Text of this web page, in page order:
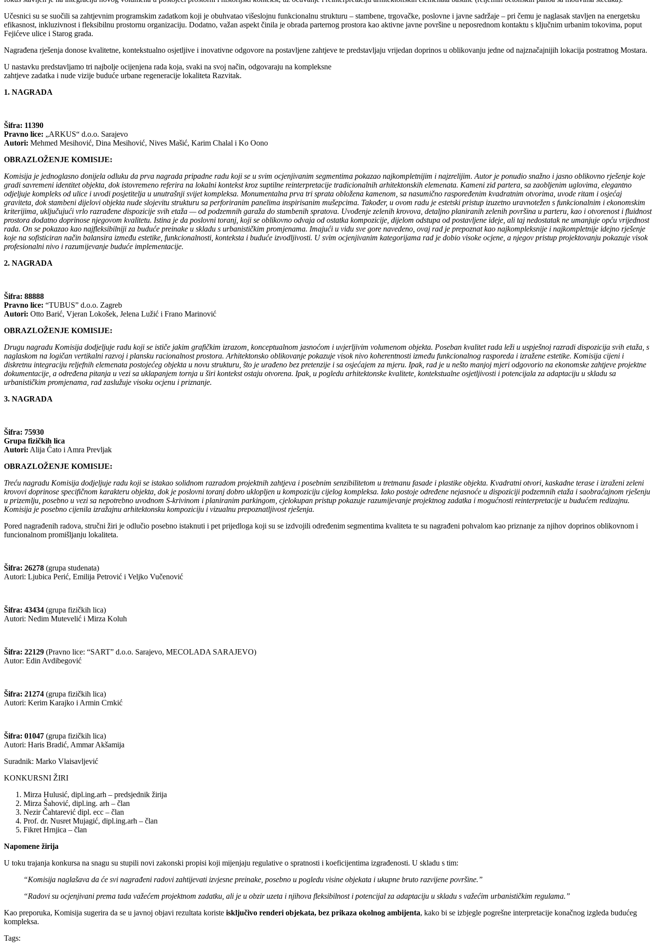
Učesnici su se suočili sa zahtjevnim programskim zadatkom koji je obuhvatao višeslojnu funkcionalnu strukturu – stambene, trgovačke, poslovne i javne sadržaje – pri čemu je naglasak stavljen na energetsku
efikasnost, inkluzivnost i fleksibilnu prostornu organizaciju. Dodatno, važan aspekt činila je obrada parternog prostora kao aktivne javne površine u neposrednom kontaktu s ključnim urbanim tokovima, poput
Fejićeve ulice i Starog grada.
Nagrađena rješenja donose kvalitetne, kontekstualno osjetljive i inovativne odgovore na postavljene zahtjeve te predstavljaju vrijedan doprinos u oblikovanju jedne od najznačajnijih lokacija postratnog Mostara.
U nastavku predstavljamo tri najbolje ocijenjena rada koja, svaki na svoj način, odgovaraju na kompleksne
zahtjeve zadatka i nude vizije buduće urbane regeneracije lokaliteta Razvitak.
1. NAGRADA
Šifra: 11390
Pravno lice: „ARKUS“ d.o.o. Sarajevo
Autori: Mehmed Mesihović, Dina Mesihović, Nives Mašić, Karim Chalal i Ko Oono
OBRAZLOŽENJE KOMISIJE:
Komisija je jednoglasno donijela odluku da prva nagrada pripadne radu koji se u svim ocjenjivanim segmentima pokazao najkompletnijim i najzrelijim. Autor je ponudio snažno i jasno oblikovno rješenje koje
gradi savremeni identitet objekta, dok istovremeno referira na lokalni kontekst kroz suptilne reinterpretacije tradicionalnih arhitektonskih elemenata. Kameni zid partera, sa zaobljenim uglovima, elegantno
odjeljuje kompleks od ulice i uvodi posjetitelja u unutrašnji svijet kompleksa. Monumentalna prva tri sprata obložena kamenom, sa nasumično raspoređenim kvadratnim otvorima, uvode ritam i osjećaj
graviteta, dok stambeni dijelovi objekta nude slojevitu strukturu sa perforiranim panelima inspirisanim mušepcima. Također, u ovom radu je estetski pristup izuzetno uravnotežen s funkcionalnim i ekonomskim
kriterijima, uključujući vrlo razrađene dispozicije svih etaža — od podzemnih garaža do stambenih spratova. Uvođenje zelenih krovova, detaljno planiranih zelenih površina u parteru, kao i otvorenost i fluidnost
prostora dodatno doprinose njegovom kvalitetu. Istina je da poslovni toranj, koji se oblikovno odvaja od ostatka kompozicije, dijelom odstupa od postavljene ideje, ali taj nedostatak ne umanjuje opću vrijednost
rada. On se pokazao kao najfleksibilniji za buduće preinake u skladu s urbanističkim promjenama. Imajući u vidu sve gore navedeno, ovaj rad je prepoznat kao najkompleksnije i najkompletnije idejno rješenje
koje na sofisticiran način balansira između estetike, funkcionalnosti, konteksta i buduće izvodljivosti. U svim ocjenjivanim kategorijama rad je dobio visoke ocjene, a njegov pristup projektovanju pokazuje visok
profesionalni nivo i razumijevanje buduće implementacije.
2. NAGRADA
Šifra: 88888
Pravno lice: “TUBUS” d.o.o. Zagreb
Autori: Otto Barić, Vjeran Lokošek, Jelena Lužić i Frano Marinović
OBRAZLOŽENJE KOMISIJE:
Drugu nagradu Komisija dodjeljuje radu koji se ističe jakim grafičkim izrazom, konceptualnom jasnoćom i uvjerljivim volumenom objekta. Poseban kvalitet rada leži u uspješnoj razradi dispozicija svih etaža, s
naglaskom na logičan vertikalni razvoj i plansku racionalnost prostora. Arhitektonsko oblikovanje pokazuje visok nivo koherentnosti između funkcionalnog rasporeda i izražene estetike. Komisija cijeni i
diskretnu integraciju reljefnih elemenata postojećeg objekta u novu strukturu, što je urađeno bez pretenzije i sa osjećajem za mjeru. Ipak, rad je u nešto manjoj mjeri odgovorio na ekonomske zahtjeve projektne
dokumentacije, a određena pitanja u vezi sa uklapanjem tornja u širi kontekst ostaju otvorena. Ipak, u pogledu arhitektonske kvalitete, kontekstualne osjetljivosti i potencijala za adaptaciju u skladu sa
urbanističkim promjenama, rad zaslužuje visoku ocjenu i priznanje.
3. NAGRADA
Šifra: 75930
Grupa fizičkih lica
Autori: Alija Ćato i Amra Prevljak
OBRAZLOŽENJE KOMISIJE:
Treću nagradu Komisija dodjeljuje radu koji se istakao solidnom razradom projektnih zahtjeva i posebnim senzibilitetom u tretmanu fasade i plastike objekta. Kvadratni otvori, kaskadne terase i izraženi zeleni
krovovi doprinose specifičnom karakteru objekta, dok je poslovni toranj dobro uklopljen u kompoziciju cijelog kompleksa. Iako postoje određene nejasnoće u dispoziciji podzemnih etaža i saobraćajnom rješenju
u prizemlju, posebno u vezi sa nepotrebno uvodnom S-krivinom i planiranim parkingom, cjelokupan pristup pokazuje razumijevanje projektnog zadatka i mogućnosti reinterpretacije u budućem redizajnu.
Komisija je posebno cijenila izražajnu arhitektonsku kompoziciju i vizualnu prepoznatljivost rješenja.
Pored nagrađenih radova, stručni žiri je odlučio posebno istaknuti i pet prijedloga koji su se izdvojili određenim segmentima kvaliteta te su nagrađeni pohvalom kao priznanje za njihov doprinos oblikovnom i
funcionalnom promišljanju lokaliteta.
Šifra: 26278 (grupa studenata)
Autori: Ljubica Perić, Emilija Petrović i Veljko Vučenović
Šifra: 43434 (grupa fizičkih lica)
Autori: Nedim Mutevelić i Mirza Koluh
Šifra: 22129 (Pravno lice: “SART” d.o.o. Sarajevo, MECOLADA SARAJEVO)
Autor: Edin Avdibegović
Šifra: 21274 (grupa fizičkih lica)
Autori: Kerim Karajko i Armin Crnkić
Šifra: 01047 (grupa fizičkih lica)
Autori: Haris Bradić, Ammar Akšamija
Suradnik: Marko Vlaisavljević
KONKURSNI ŽIRI
Mirza Hulusić, dipl.ing.arh – predsjednik žirija
Mirza Šahović, dipl.ing. arh – član
Nezir Čahtarević dipl. ecc – član
Prof. dr. Nusret Mujagić, dipl.ing.arh – član
Fikret Hrnjica – član
Napomene žirija
U toku trajanja konkursa na snagu su stupili novi zakonski propisi koji mijenjaju regulative o spratnosti i koeficijentima izgrađenosti. U skladu s tim:
“Komisija naglašava da će svi nagrađeni radovi zahtijevati izvjesne preinake, posebno u pogledu visine objekata i ukupne bruto razvijene površine.”
“Radovi su ocjenjivani prema tada važećem projektnom zadatku, ali je u obzir uzeta i njihova fleksibilnost i potencijal za adaptaciju u skladu s važećim urbanističkim regulama.”
Kao preporuka, Komisija sugerira da se u javnoj objavi rezultata koriste isključivo renderi objekata, bez prikaza okolnog ambijenta, kako bi se izbjegle pogrešne interpretacije konačnog izgleda budućeg
kompleksa.
Tags: